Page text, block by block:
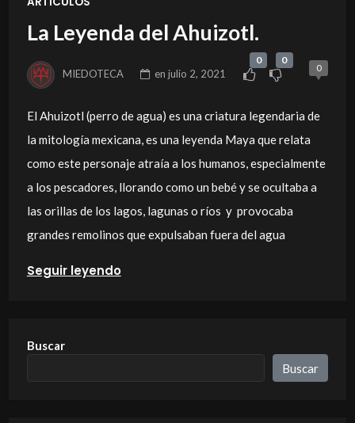
La Leyenda del Ahuizotl.
MIEDOTECA enjulio 2, 2021
0 0
0
El Ahuizotl (perro de agua) es una criatura legendaria de
la mitología mexicana, es una leyenda Maya que relata
como este personaje atraía a los humanos, especialmente
a los pescadores, llorando como un bebé y se ocultaba a
las orillas de los lagos, lagunas o ríos y provocaba
grandes remolinos que expulsaban fuera del agua
Seguir leyendo
Buscar
Buscar